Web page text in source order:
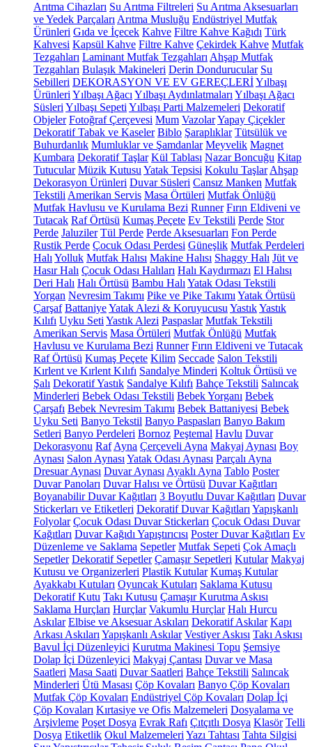
Arıtma Cihazları Su Arıtma Filtreleri Su Arıtma Aksesuarları
ve Yedek Parçaları Arıtma Musluğu Endüstriyel Mutfak
Ürünleri Gıda ve İçecek Kahve Filtre Kahve Kağıdı Türk
Kahvesi Kapsül Kahve Filtre Kahve Çekirdek Kahve Mutfak
Tezgahları Laminant Mutfak Tezgahları Ahşap Mutfak
Tezgahları Bulaşık Makineleri Derin Dondurucular Su
Sebilleri DEKORASYON VE EV GEREÇLERİYılbaşı
Ürünleri Yılbaşı Ağacı Yılbaşı Aydınlatmaları Yılbaşı Ağacı
Süsleri Yılbaşı Sepeti Yılbaşı Parti Malzemeleri Dekoratif
Objeler Fotoğraf Çerçevesi Mum VazolarYapay Çiçekler
Dekoratif Tabak ve Kaseler Biblo Şaraplıklar Tütsülük ve
Buhurdanlık Mumluklar ve Şamdanlar Meyvelik Magnet
Kumbara Dekoratif Taşlar Kül Tablası Nazar Boncuğu Kitap
Tutucular Müzik Kutusu Yatak Tepsisi Kokulu Taşlar Ahşap
Dekorasyon Ürünleri Duvar Süsleri Cansız Manken Mutfak
Tekstili Amerikan Servis Masa Örtüleri Mutfak Önlüğü
Mutfak Havlusu ve Kurulama Bezi Runner Fırın Eldiveni ve
Tutacak Raf Örtüsü Kumaş Peçete Ev Tekstili Perde Stor
Perde Jaluziler Tül Perde Perde Aksesuarları Fon Perde
Rustik Perde Çocuk Odası Perdesi Güneşlik Mutfak Perdeleri
Halı Yolluk Mutfak Halısı Makine Halısı Shaggy Halı Jüt ve
Hasır Halı Çocuk Odası Halıları Halı Kaydırmazı El Halısı
Deri Halı Halı Örtüsü Bambu Halı Yatak Odası Tekstili
Yorgan Nevresim Takımı Pike ve Pike Takımı Yatak Örtüsü
Çarşaf BattaniyeYatak Alezi & Koruyucusu YastıkYastık
Kılıfı Uyku Seti Yastık Alezi Paspaslar Mutfak Tekstili
Amerikan Servis Masa Örtüleri Mutfak Önlüğü Mutfak
Havlusu ve Kurulama Bezi Runner Fırın Eldiveni ve Tutacak
Raf Örtüsü Kumaş Peçete Kilim Seccade Salon Tekstili
Kırlent ve Kırlent Kılıfı Sandalye Minderi Koltuk Örtüsü ve
Şalı Dekoratif Yastık Sandalye Kılıfı Bahçe Tekstili Salıncak
Minderleri Bebek Odası Tekstili Bebek Yorganı Bebek
Çarşafı Bebek Nevresim Takımı Bebek Battaniyesi Bebek
Uyku Seti Banyo Tekstil Banyo Paspasları Banyo Bakım
Setleri Banyo Perdeleri Bornoz Peştemal Havlu Duvar
Dekorasyonu Raf Ayna Çerçeveli Ayna Makyaj Aynası Boy
Aynası Salon Aynası Yatak Odası Aynası Parçalı Ayna
Dresuar Aynası Duvar Aynası Ayaklı Ayna Tablo Poster
Duvar Panoları Duvar Halısı ve Örtüsü Duvar Kağıtları
Boyanabilir Duvar Kağıtları 3 Boyutlu Duvar Kağıtları Duvar
Stickerları ve Etiketleri Dekoratif Duvar Kağıtları Yapışkanlı
Folyolar Çocuk Odası Duvar Stickerları Çocuk Odası Duvar
Kağıtları Duvar Kağıdı Yapıştırıcısı Poster Duvar Kağıtları Ev
Düzenleme ve Saklama Sepetler Mutfak Sepeti Çok Amaçlı
Sepetler Dekoratif Sepetler Çamaşır Sepetleri Kutular Makyaj
Kutusu ve Organizerleri Plastik Kutular Kumaş Kutular
Ayakkabı Kutuları Oyuncak Kutuları Saklama Kutusu
Dekoratif Kutu Takı Kutusu Çamaşır Kurutma Askısı
Saklama Hurçları Hurçlar Vakumlu Hurçlar Halı Hurcu
Askılar Elbise ve Aksesuar Askıları Dekoratif Askılar Kapı
Arkası Askıları Yapışkanlı Askılar Vestiyer Askısı Takı Askısı
Bavul İçi Düzenleyici Kurutma Makinesi Topu Şemsiye
Dolap İçi Düzenleyici Makyaj Çantası Duvar ve Masa
Saatleri Masa Saati Duvar Saatleri Bahçe Tekstili Salıncak
Minderleri Ütü Masası Çöp Kovaları Banyo Çöp Kovaları
Mutfak Çöp Kovaları Endüstriyel Çöp Kovaları Dolap İçi
Çöp Kovaları Kırtasiye ve Ofis Malzemeleri Dosyalama ve
Arşivleme Poşet Dosya Evrak Rafı Çıtçıtlı Dosya Klasör Telli
Dosya Etiketlik Okul Malzemeleri Yazı Tahtası Tahta Silgisi